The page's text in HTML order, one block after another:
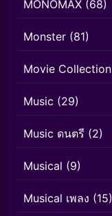
MONOMAX (68)
Monster (81)
Movie Collection
Music (29)
Music ดนตรี (2)
Musical (9)
Musical เพลง (15)